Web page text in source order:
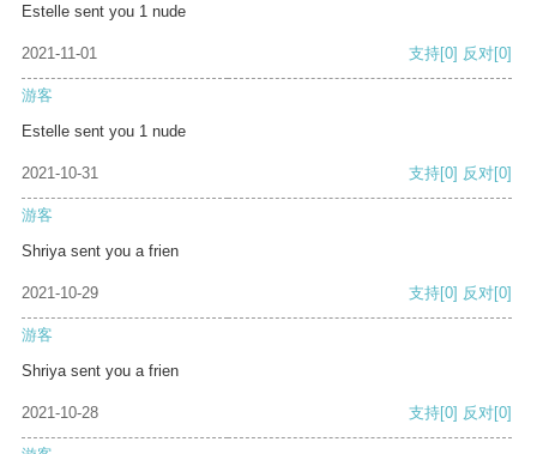
Estelle sent you 1 nude
2021-11-01 支持[0] 反对[0]
游客
Estelle sent you 1 nude
2021-10-31 支持[0] 反对[0]
游客
Shriya sent you a frien
2021-10-29 支持[0] 反对[0]
游客
Shriya sent you a frien
2021-10-28 支持[0] 反对[0]